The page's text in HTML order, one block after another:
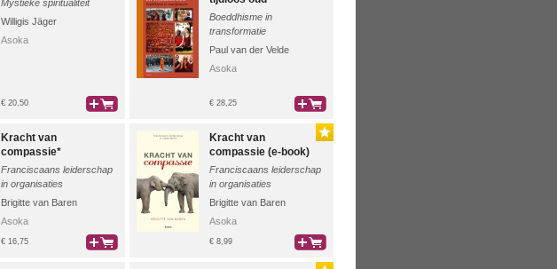
Mystieke spiritualiteit
Willigis Jäger
Asoka
€ 20,50
Boeddhisme in
transformatie
Paul van der Velde
Asoka
€ 28,25
Kracht van
compassie*
Franciscaans leiderschap
in organisaties
Brigitte van Baren
Asoka
€ 16,75
Kracht van
compassie (e-book)
Franciscaans leiderschap
in organisaties
Brigitte van Baren
Asoka
€ 8,99